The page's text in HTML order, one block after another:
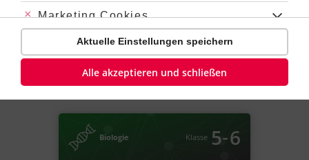
Dauer:
Biologie Klasse 5‐6
Abgelehnt:
Marketing Cookies
Abgelehnt:
Personalisierungs-Cookies
Aktuelle Einstellungen speichern
Alle akzeptieren und schließen